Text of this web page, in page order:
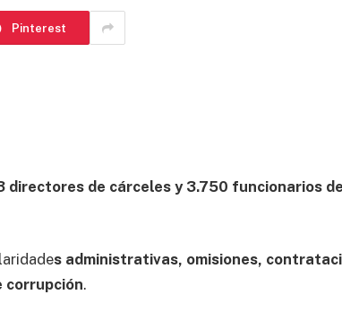
Pinterest
directores de cárceles y 3.750 funcionarios
s administrativas, omisiones,
corrupción.